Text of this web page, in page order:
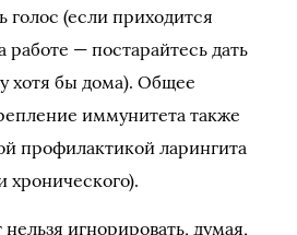
голос (если приходится
работе — постарайтесь дать
хотя бы дома). Общее
иммунитета также
профилактикой ларингита
хронического).
игнорировать, думая,